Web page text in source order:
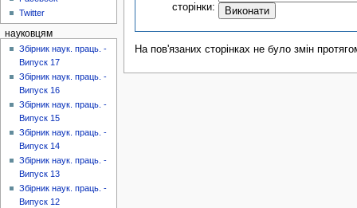
сторінки:
На пов'язаних сторінках не було змін
Twitter
науковцям
Збірник наук. праць. -
Випуск 17
Збірник наук. праць. -
Випуск 16
Збірник наук. праць. -
Випуск 15
Збірник наук. праць. -
Випуск 14
Збірник наук. праць. -
Випуск 13
Збірник наук. праць. -
Випуск 12